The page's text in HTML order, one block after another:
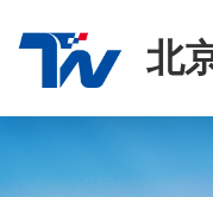
北
司